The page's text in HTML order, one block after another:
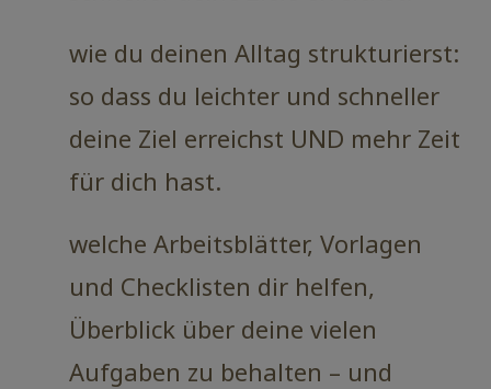
wie du deinen Alltag strukturierst:
so dass du leichter und schneller
deine Ziel erreichst UND mehr Zeit
für dich hast.
welche Arbeitsblätter, Vorlagen
und Checklisten dir helfen,
Überblick über deine vielen
Aufgaben zu behalten – und